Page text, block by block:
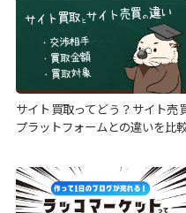
サイト買取ってどう？サイト売
プラットフォームとの違いを比